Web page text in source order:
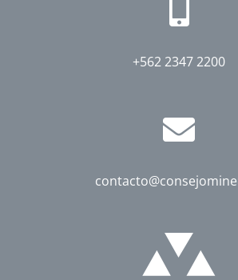
+562 2347 2200